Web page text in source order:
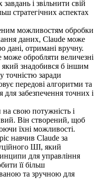
і звільнити свій
стратегічних аспектах
можливостям обробки
даних, Claude може
дані, отримані вручну.
може обробляти величезні
який знадобився б іншим
заради
передові алгоритми та
забезпечення точних і
свою потужність і
Він створений, щоб
їхні можливості.
навчив Claude за
ШІ, який
для управління
її більш
та зручною для